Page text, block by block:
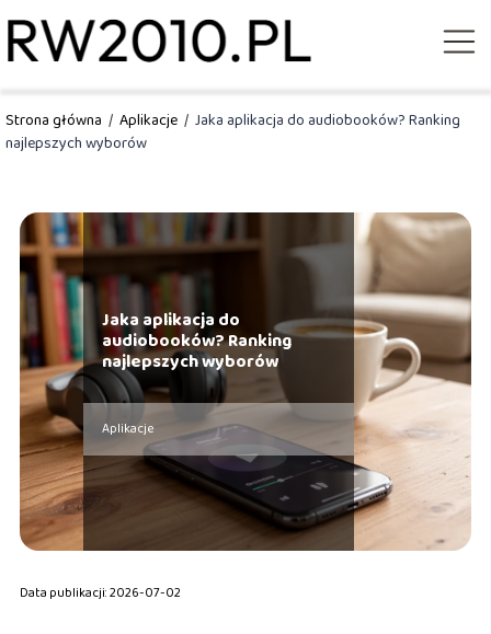
Strona główna / Aplikacje / Jaka aplikacja do audiobooków? Ranking
najlepszych wyborów
Jaka aplikacja do
audiobooków? Ranking
najlepszych wyborów
Aplikacje
Data publikacji: 2026-07-02